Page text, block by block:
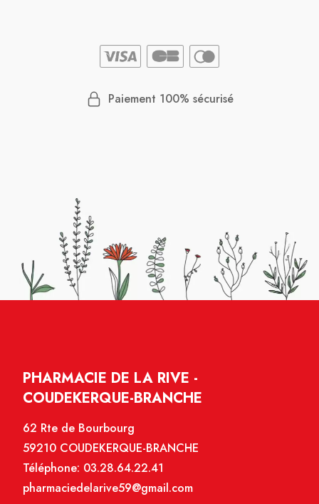
Paiement 100% sécurisé
PHARMACIE DE LA RIVE -
COUDEKERQUE-BRANCHE
62 Rte de Bourbourg
59210 COUDEKERQUE-BRANCHE
Téléphone: 03.28.64.22.41
pharmaciedelarive59@gmail.com